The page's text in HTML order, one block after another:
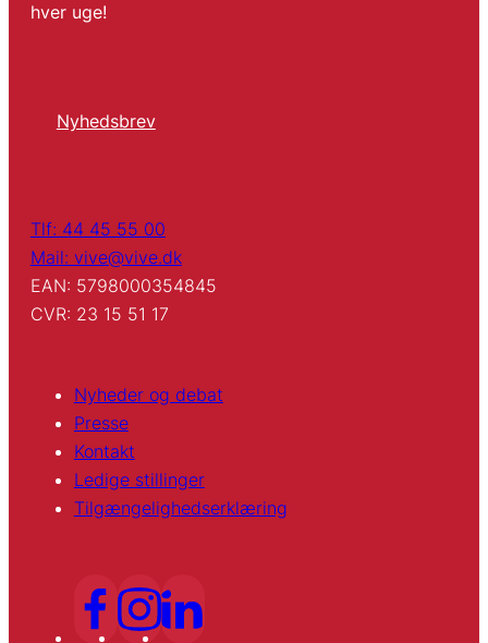
hver uge!
Nyhedsbrev
Tlf: 44 45 55 00
Mail: vive@vive.dk
EAN: 5798000354845
CVR: 23 15 51 17
Nyheder og debat
Presse
Kontakt
Ledige stillinger
Tilgængelighedserklæring